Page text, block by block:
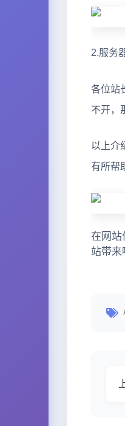
2.服务
各位站
不开，
以上介
有所帮
在网站
站带来